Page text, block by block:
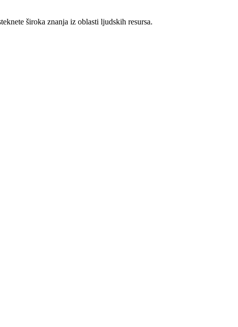
široka znanja iz oblasti ljudskih resursa.